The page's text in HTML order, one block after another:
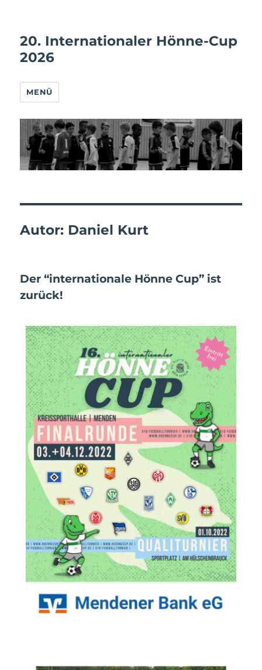
20. Internationaler Hönne-Cup
2026
MENÜ
Autor: Daniel Kurt
Der “internationale Hönne Cup” ist
zurück!